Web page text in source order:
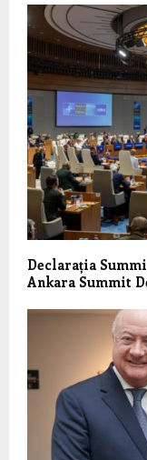
Declarația
Ankara Summit